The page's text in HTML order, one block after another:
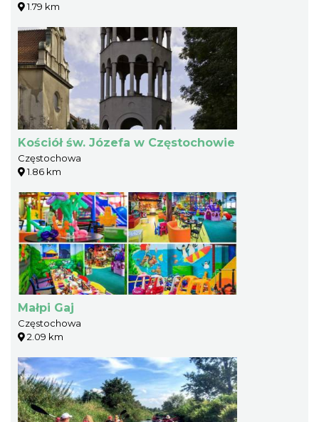
1.79 km
Kościół św. Józefa w Częstochowie
Częstochowa
1.86 km
Małpi Gaj
Częstochowa
2.09 km